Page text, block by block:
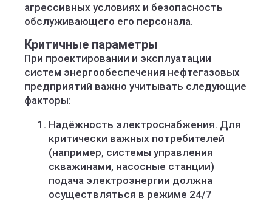
агрессивных условиях и безопасность
обслуживающего его персонала.
Критичные параметры
При проектировании и эксплуатации
систем энергообеспечения нефтегазовых
предприятий важно учитывать следующие
факторы:
Надёжность электроснабжения. Для
критически важных потребителей
(например, системы управления
скважинами, насосные станции)
подача электроэнергии должна
осуществляться в режиме 24/7